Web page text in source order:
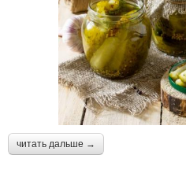
читать дальше →